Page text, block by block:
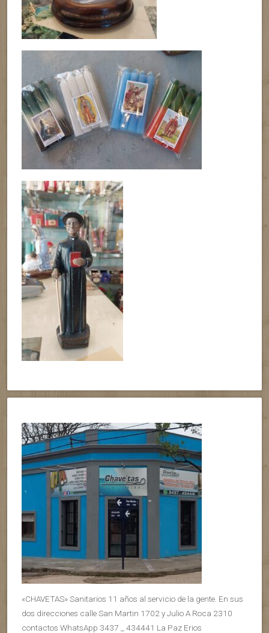
«CHAVETAS» Sanitarios 11 años al servicio de la gente. En sus
dos direcciones calle San Martin 1702 y Julio A Roca 2310
contactos WhatsApp 3437 _ 434441 La Paz Erios